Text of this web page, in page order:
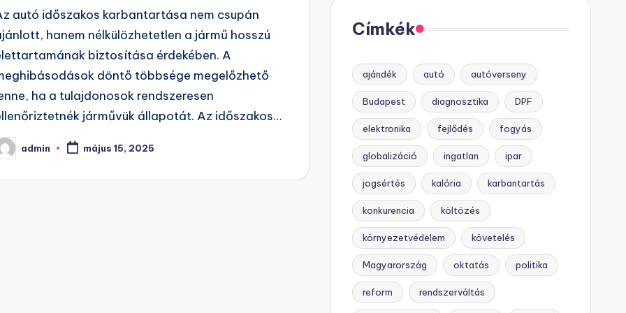
autó időszakos karbantartása nem csupán
hanem nélkülözhetetlen a jármű hosszú
biztosítása érdekében. A
döntő többsége megelőzhető
ha a tulajdonosok rendszeresen
járművük állapotát. Az időszakos…
admin május 15, 2025
Címkék
ajándék autó autóverseny
Budapest diagnosztika DPF
elektronika fejlődés fogyás
globalizáció ingatlan ipar
jogsértés kalória karbantartás
konkurencia költözés
környezetvédelem követelés
Magyarország oktatás politika
reform rendszerváltás